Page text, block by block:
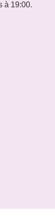
à 19:00.